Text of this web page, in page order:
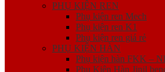
PHỤ KIỆN REN
Phụ kiện ren Mech
Phụ kiện ren K1
Phụ kiện ren giá rẻ
PHỤ KIỆN HÀN
Phụ kiện hàn FKK –
Phụ Kiện Hàn Jinil